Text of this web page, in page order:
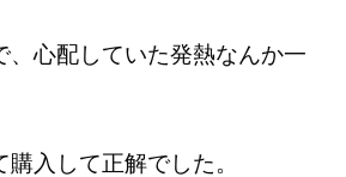
、心配していた発熱なんか一
入して正解でした。